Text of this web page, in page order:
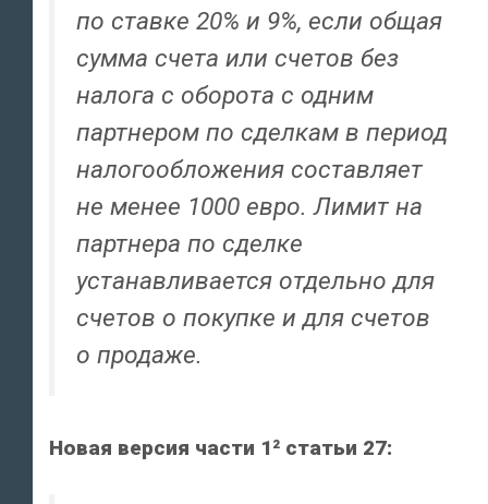
по ставке 20% и 9%, если общая
сумма счета или счетов без
налога с оборота с одним
партнером по сделкам в период
налогообложения составляет
не менее 1000 евро. Лимит на
партнера по сделке
устанавливается отдельно для
счетов о покупке и для счетов
о продаже.
Новая версия части 1² статьи 27: